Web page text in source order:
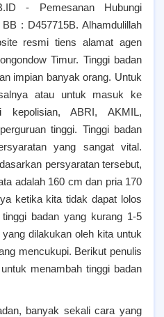
- Pemesanan Hubungi
: D457715B. Alhamdulillah
resmi tiens alamat agen
Timur. Tinggi badan
impian banyak orang. Untuk
atau untuk masuk ke
kepolisian, ABRI, AKMIL,
tinggi. Tinggi badan
yang sangat vital.
persyaratan tersebut,
adalah 160 cm dan pria 170
ketika kita tidak dapat lolos
badan yang kurang 1-5
dilakukan oleh kita untuk
mencukupi. Berikut penulis
menambah tinggi badan
banyak sekali cara yang